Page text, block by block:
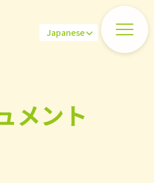
メント